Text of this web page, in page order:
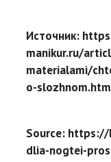
Источник:
manikur.ru/
materialami/
o-
Source:
dlia-nogtei-